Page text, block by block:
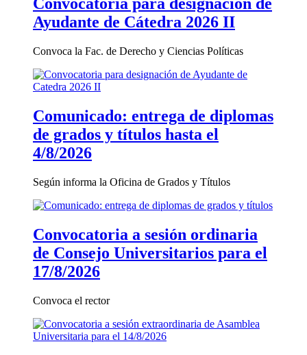
Convocatoria para designación de
Ayudante de Cátedra 2026 II
Convoca la Fac. de Derecho y Ciencias Políticas
Comunicado: entrega de diplomas
de grados y títulos hasta el
4/8/2026
Según informa la Oficina de Grados y Títulos
Convocatoria a sesión ordinaria
de Consejo Universitarios para el
17/8/2026
Convoca el rector